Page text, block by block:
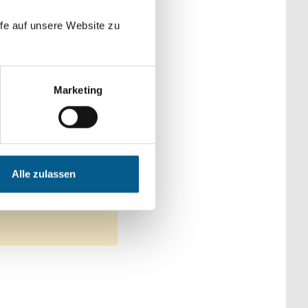
auf unsere Website zu
Marketing
Alle zulassen
Kategorien
Filter entfernen